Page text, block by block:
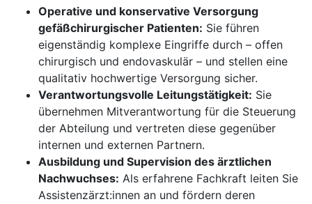
Operative und konservative Versorgung
gefäßchirurgischer Patienten: Sie führen
eigenständig komplexe Eingriffe durch – offen
chirurgisch und endovaskulär – und stellen eine
qualitativ hochwertige Versorgung sicher.
Verantwortungsvolle Leitungstätigkeit: Sie
übernehmen Mitverantwortung für die Steuerung
der Abteilung und vertreten diese gegenüber
internen und externen Partnern.
Ausbildung und Supervision des ärztlichen
Nachwuchses: Als erfahrene Fachkraft leiten Sie
Assistenzärzt:innen an und fördern deren